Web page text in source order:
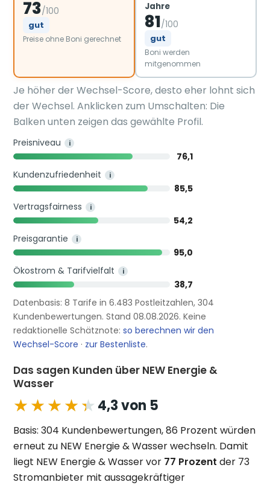
73/100
gut
Preise ohne Boni gerechnet
Jahre
81/100
gut
Boni werden
mitgenommen
Je höher der Wechsel-Score, desto eher lohnt sich
der Wechsel. Anklicken zum Umschalten: Die
Balken unten zeigen das gewählte Profil.
Preisniveau i
76,1
Kundenzufriedenheit
i
85,5
Vertragsfairness
i
54,2
Preisgarantie
i
95,0
Ökostrom & Tarifvielfalt
i
38,7
Datenbasis: 8 Tarife in 6.483 Postleitzahlen, 304
Kundenbewertungen. Stand 08.08.2026. Keine
redaktionelle Schätznote:so berechnen wir den
Wechsel-Score · zur Bestenliste.
Das sagen Kunden über NEW Energie &
Wasser
★★★★★
★★★★★ 4,3 von 5
Basis: 304 Kundenbewertungen, 86 Prozent würden
erneut zu NEW Energie & Wasser wechseln. Damit
liegt NEW Energie & Wasser vor 77 Prozent der 73
Stromanbieter mit aussagekräftiger